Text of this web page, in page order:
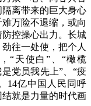
离带来的巨大身心
万险不退缩，或向
控操心出力。长城
往一处使，把个人
“天使白”、“橄榄
党员我先上”、“疫
14亿中国人民同呼
就是力量的时代画